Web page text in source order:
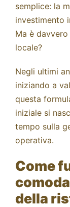
semplice: la
investimento
Ma è
locale?
Negli ultimi
iniziando a
questa
iniziale si
tempo sulla
operativa.
Come
della